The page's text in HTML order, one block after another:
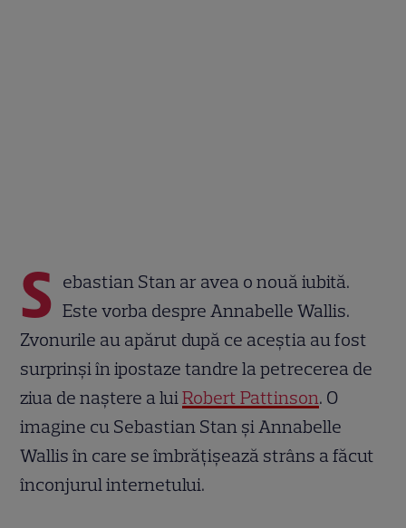
S ebastian Stan ar avea o nouă iubită.
Este vorba despre Annabelle Wallis.
Zvonurile au apărut după ce aceștia au fost
surprinși în ipostaze tandre la petrecerea de
ziua de naștere a luiRobert Pattinson. O
imagine cu Sebastian Stan și Annabelle
Wallis în care se îmbrățișează strâns a făcut
înconjurul internetului.